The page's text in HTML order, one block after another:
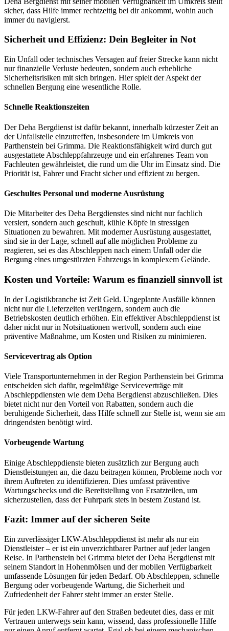
sicher, dass Hilfe immer rechtzeitig bei dir ankommt, wohin auch
immer du navigierst.
Sicherheit und Effizienz: Dein Begleiter in Not
Ein Unfall oder technisches Versagen auf freier Strecke kann nicht
nur finanzielle Verluste bedeuten, sondern auch erhebliche
Sicherheitsrisiken mit sich bringen. Hier spielt der Aspekt der
schnellen Bergung eine wesentliche Rolle.
Schnelle Reaktionszeiten
Der Deha Bergdienst ist dafür bekannt, innerhalb kürzester Zeit an
der Unfallstelle einzutreffen, insbesondere im Umkreis von
Parthenstein bei Grimma. Die Reaktionsfähigkeit wird durch gut
ausgestattete Abschleppfahrzeuge und ein erfahrenes Team von
Fachleuten gewährleistet, die rund um die Uhr im Einsatz sind. Die
Priorität ist, Fahrer und Fracht sicher und effizient zu bergen.
Geschultes Personal und moderne Ausrüstung
Die Mitarbeiter des Deha Bergdienstes sind nicht nur fachlich
versiert, sondern auch geschult, kühle Köpfe in stressigen
Situationen zu bewahren. Mit moderner Ausrüstung ausgestattet,
sind sie in der Lage, schnell auf alle möglichen Probleme zu
reagieren, sei es das Abschleppen nach einem Unfall oder die
Bergung eines umgestürzten Fahrzeugs in komplexem Gelände.
Kosten und Vorteile: Warum es finanziell sinnvoll ist
In der Logistikbranche ist Zeit Geld. Ungeplante Ausfälle können
nicht nur die Lieferzeiten verlängern, sondern auch die
Betriebskosten deutlich erhöhen. Ein effektiver Abschleppdienst ist
daher nicht nur in Notsituationen wertvoll, sondern auch eine
präventive Maßnahme, um Kosten und Risiken zu minimieren.
Servicevertrag als Option
Viele Transportunternehmen in der Region Parthenstein bei Grimma
entscheiden sich dafür, regelmäßige Serviceverträge mit
Abschleppdiensten wie dem Deha Bergdienst abzuschließen. Dies
bietet nicht nur den Vorteil von Rabatten, sondern auch die
beruhigende Sicherheit, dass Hilfe schnell zur Stelle ist, wenn sie am
dringendsten benötigt wird.
Vorbeugende Wartung
Einige Abschleppdienste bieten zusätzlich zur Bergung auch
Dienstleistungen an, die dazu beitragen können, Probleme noch vor
ihrem Auftreten zu identifizieren. Dies umfasst präventive
Wartungschecks und die Bereitstellung von Ersatzteilen, um
sicherzustellen, dass der Fuhrpark stets in bestem Zustand ist.
Fazit: Immer auf der sicheren Seite
Ein zuverlässiger LKW-Abschleppdienst ist mehr als nur ein
Dienstleister – er ist ein unverzichtbarer Partner auf jeder langen
Reise. In Parthenstein bei Grimma bietet der Deha Bergdienst mit
seinem Standort in Hohenmölsen und der mobilen Verfügbarkeit
umfassende Lösungen für jeden Bedarf. Ob Abschleppen, schnelle
Bergung oder vorbeugende Wartung, die Sicherheit und
Zufriedenheit der Fahrer steht immer an erster Stelle.
Für jeden LKW-Fahrer auf den Straßen bedeutet dies, dass er mit
Vertrauen unterwegs sein kann, wissend, dass professionelle Hilfe